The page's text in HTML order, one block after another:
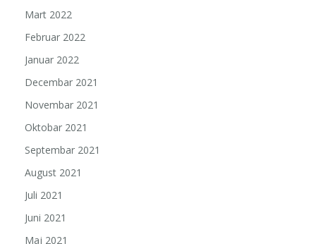
Mart 2022
Februar 2022
Januar 2022
Decembar 2021
Novembar 2021
Oktobar 2021
Septembar 2021
August 2021
Juli 2021
Juni 2021
Maj 2021